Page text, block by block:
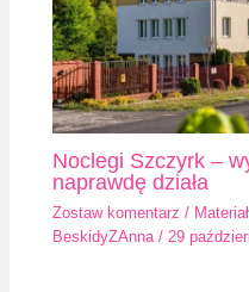
Noclegi Szczyrk –
naprawdę działa
Zostaw komentarz /
BeskidyZAnna/ 29